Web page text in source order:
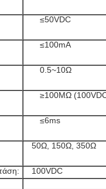
≤50VDC
≤100mA
0.5~10Ω
≥100MΩ
≤6ms
50Ω, 150Ω, 350Ω
100VDC